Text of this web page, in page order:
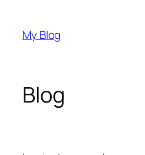
contenido
My Blog
Blog